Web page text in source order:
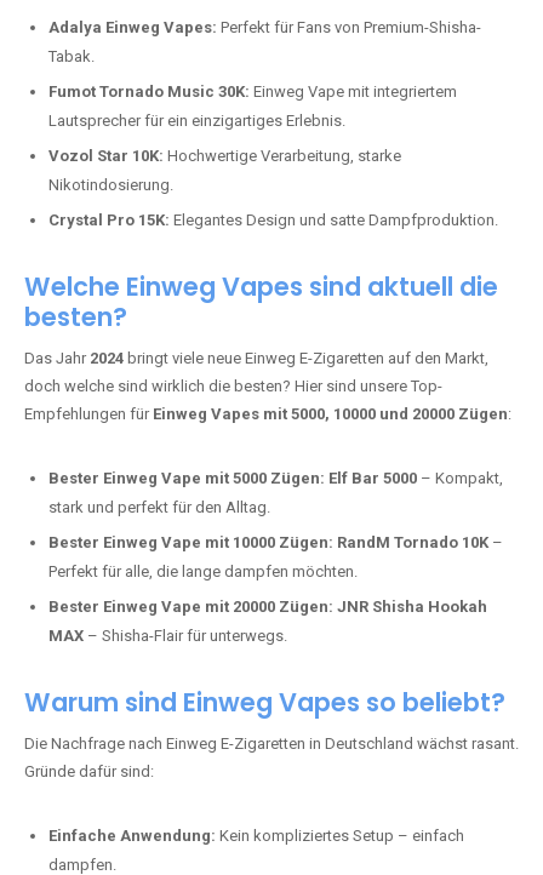
Adalya Einweg Vapes: Perfekt für Fans von Premium-Shisha-
Tabak.
Fumot Tornado Music 30K: Einweg Vape mit integriertem
Lautsprecher für ein einzigartiges Erlebnis.
Vozol Star 10K: Hochwertige Verarbeitung, starke
Nikotindosierung.
Crystal Pro 15K: Elegantes Design und satte Dampfproduktion.
Welche Einweg Vapes sind aktuell die
besten?
Das Jahr 2024 bringt viele neue Einweg E-Zigaretten auf den Markt,
doch welche sind wirklich die besten? Hier sind unsere Top-
Empfehlungen für Einweg Vapes mit 5000, 10000 und 20000 Zügen:
Bester Einweg Vape mit 5000 Zügen: Elf Bar 5000 – Kompakt,
stark und perfekt für den Alltag.
Bester Einweg Vape mit 10000 Zügen: RandM Tornado 10K –
Perfekt für alle, die lange dampfen möchten.
Bester Einweg Vape mit 20000 Zügen: JNR Shisha Hookah
MAX – Shisha-Flair für unterwegs.
Warum sind Einweg Vapes so beliebt?
Die Nachfrage nach Einweg E-Zigaretten in Deutschland wächst rasant.
Gründe dafür sind:
Einfache Anwendung: Kein kompliziertes Setup – einfach
dampfen.